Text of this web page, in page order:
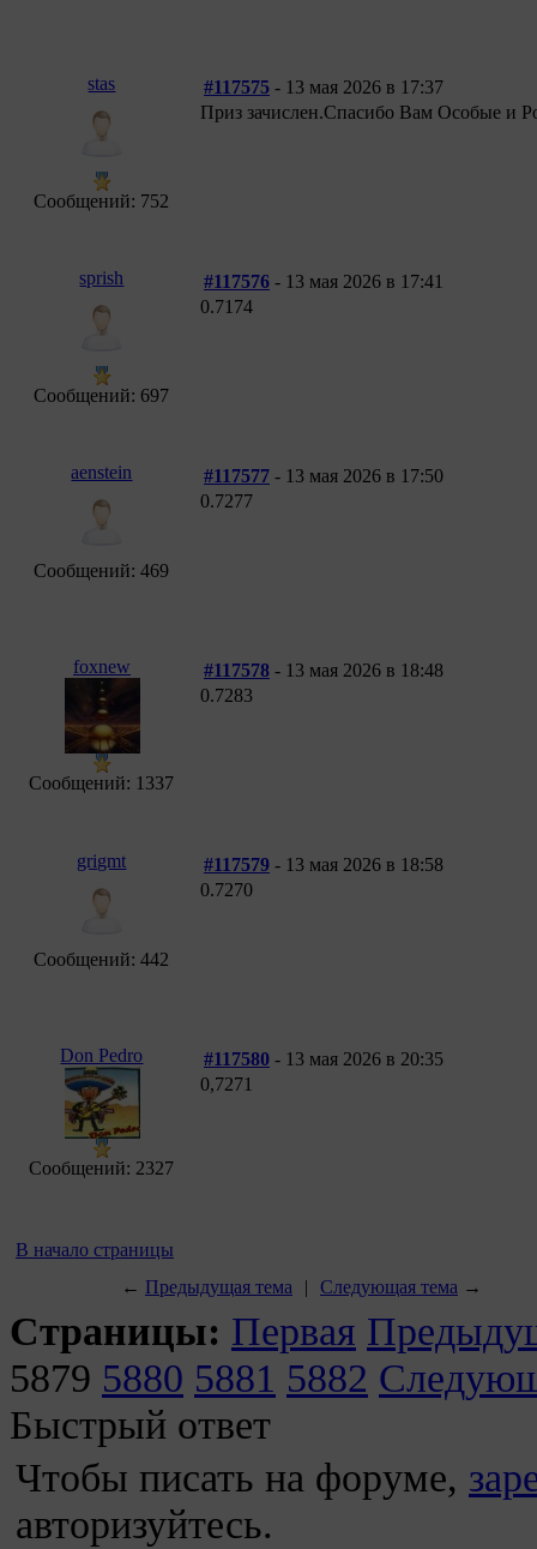
stas
Сообщений: 752
#117575 - 13 мая 2026 в 17:37
Приз зачислен.Спасибо Вам Особые и
sprish
Сообщений: 697
#117576 - 13 мая 2026 в 17:41
0.7174
aenstein
Сообщений: 469
#117577 - 13 мая 2026 в 17:50
0.7277
foxnew
Сообщений: 1337
#117578 - 13 мая 2026 в 18:48
0.7283
grigmt
Сообщений: 442
#117579 - 13 мая 2026 в 18:58
0.7270
Don Pedro
Сообщений: 2327
#117580 - 13 мая 2026 в 20:35
0,7271
В начало страницы
← Предыдущая тема | Следующая тема →
Страницы: Первая
5879 5880 5881 5882
Быстрый ответ
Чтобы писать на форуме,
авторизуйтесь.